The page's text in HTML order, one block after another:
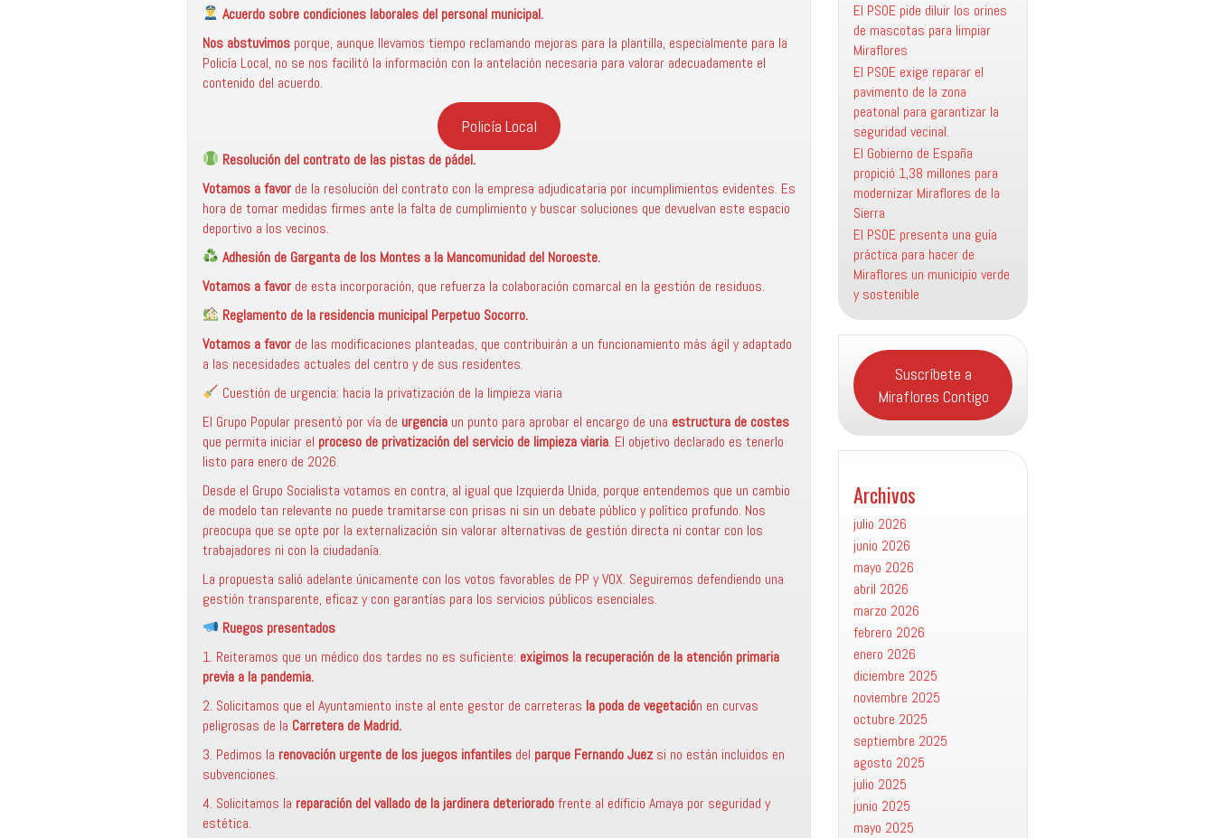
Acuerdo sobre condiciones laborales del personal municipal.
Nos abstuvimos porque, aunque llevamos tiempo reclamando mejoras para la plantilla, especialmente para la
Policía Local, no se nos facilitó la información con la antelación necesaria para valorar adecuadamente el
contenido del acuerdo.
Policía Local
Resolución del contrato de las pistas de pádel.
Votamos a favor de la resolución del contrato con la empresa adjudicataria por incumplimientos evidentes. Es
hora de tomar medidas firmes ante la falta de cumplimiento y buscar soluciones que devuelvan este espacio
deportivo a los vecinos.
Adhesión de Garganta de los Montes a la Mancomunidad del Noroeste.
Votamos a favor de esta incorporación, que refuerza la colaboración comarcal en la gestión de residuos.
Reglamento de la residencia municipal Perpetuo Socorro.
Votamos a favor de las modificaciones planteadas, que contribuirán a un funcionamiento más ágil y adaptado
a las necesidades actuales del centro y de sus residentes.
Cuestión de urgencia: hacia la privatización de la limpieza viaria
El Grupo Popular presentó por vía de urgencia un punto para aprobar el encargo de una estructura de costes
que permita iniciar el proceso de privatización del servicio de limpieza viaria. El objetivo declarado es tenerlo
listo para enero de 2026.
Desde el Grupo Socialista votamos en contra, al igual que Izquierda Unida, porque entendemos que un cambio
de modelo tan relevante no puede tramitarse con prisas ni sin un debate público y político profundo. Nos
preocupa que se opte por la externalización sin valorar alternativas de gestión directa ni contar con los
trabajadores ni con la ciudadanía.
La propuesta salió adelante únicamente con los votos favorables de PP y VOX. Seguiremos defendiendo una
gestión transparente, eficaz y con garantías para los servicios públicos esenciales.
Ruegos presentados
1. Reiteramos que un médico dos tardes no es suficiente: exigimos la recuperación de la atención primaria
previa a la pandemia.
2. Solicitamos que el Ayuntamiento inste al ente gestor de carreteras la poda de vegetación en curvas
peligrosas de la Carretera de Madrid.
3. Pedimos la renovación urgente de los juegos infantiles del parque Fernando Juezsi no están incluidos en
subvenciones.
4. Solicitamos la reparación del vallado de la jardinera deterioradofrente al edificio Amaya por seguridad y
estética.
El PSOE pide diluir los orines
de mascotas para limpiar
Miraflores
El PSOE exige reparar el
pavimento de la zona
peatonal para garantizar la
seguridad vecinal.
El Gobierno de España
propició 1,38 millones para
modernizar Miraflores de la
Sierra
El PSOE presenta una guía
práctica para hacer de
Miraflores un municipio verde
y sostenible
Suscríbete a
Miraflores Contigo
Archivos
julio 2026
junio 2026
mayo 2026
abril 2026
marzo 2026
febrero 2026
enero 2026
diciembre 2025
noviembre 2025
octubre 2025
septiembre 2025
agosto 2025
julio 2025
junio 2025
mayo 2025